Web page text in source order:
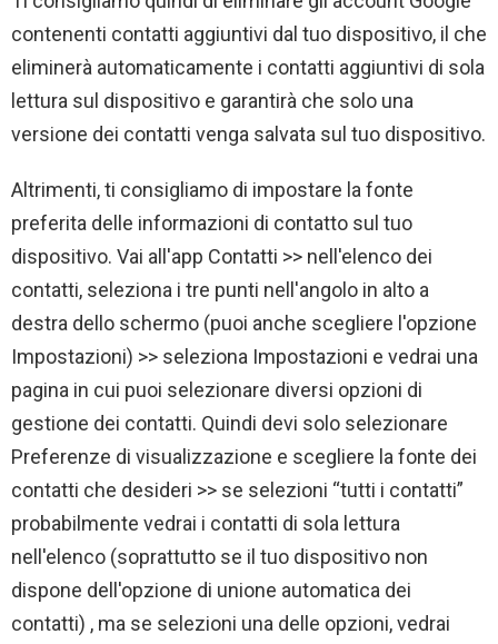
contenenti contatti aggiuntivi dal tuo dispositivo, il che
eliminerà automaticamente i contatti aggiuntivi di sola
lettura sul dispositivo e garantirà che solo una
versione dei contatti venga salvata sul tuo dispositivo.
Altrimenti, ti consigliamo di impostare la fonte
preferita delle informazioni di contatto sul tuo
dispositivo. Vai all'app Contatti >> nell'elenco dei
contatti, seleziona i tre punti nell'angolo in alto a
destra dello schermo (puoi anche scegliere l'opzione
Impostazioni) >> seleziona Impostazioni e vedrai una
pagina in cui puoi selezionare diversi opzioni di
gestione dei contatti. Quindi devi solo selezionare
Preferenze di visualizzazione e scegliere la fonte dei
contatti che desideri >> se selezioni “tutti i contatti”
probabilmente vedrai i contatti di sola lettura
nell'elenco (soprattutto se il tuo dispositivo non
dispone dell'opzione di unione automatica dei
contatti) , ma se selezioni una delle opzioni, vedrai